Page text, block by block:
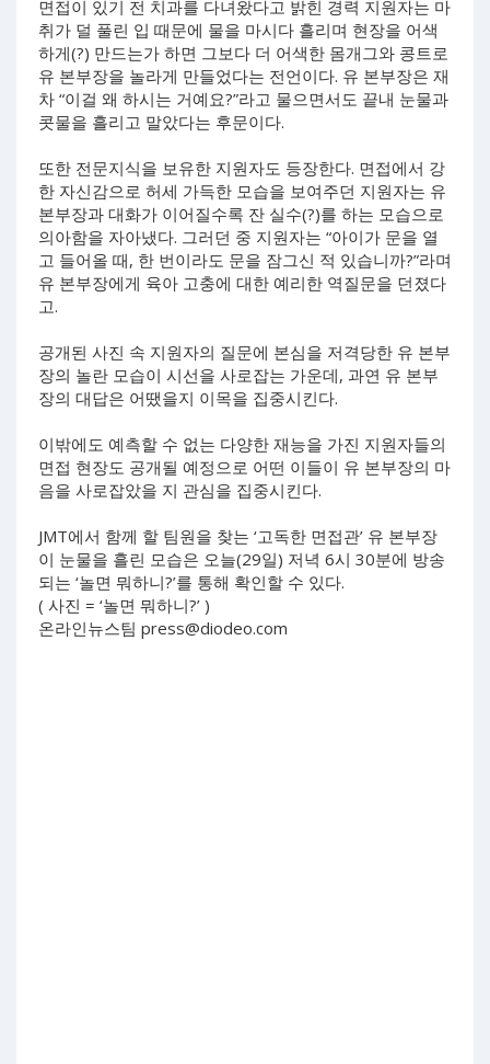
면접이 있기 전 치과를 다녀왔다고 밝힌 경력 지원자는 마
취가 덜 풀린 입 때문에 물을 마시다 흘리며 현장을 어색
하게(?) 만드는가 하면 그보다 더 어색한 몸개그와 콩트로
유 본부장을 놀라게 만들었다는 전언이다. 유 본부장은 재
차 “이걸 왜 하시는 거예요?”라고 물으면서도 끝내 눈물과
콧물을 흘리고 말았다는 후문이다.
또한 전문지식을 보유한 지원자도 등장한다. 면접에서 강
한 자신감으로 허세 가득한 모습을 보여주던 지원자는 유
본부장과 대화가 이어질수록 잔 실수(?)를 하는 모습으로
의아함을 자아냈다. 그러던 중 지원자는 “아이가 문을 열
고 들어올 때, 한 번이라도 문을 잠그신 적 있습니까?”라며
유 본부장에게 육아 고충에 대한 예리한 역질문을 던졌다
고.
공개된 사진 속 지원자의 질문에 본심을 저격당한 유 본부
장의 놀란 모습이 시선을 사로잡는 가운데, 과연 유 본부
장의 대답은 어땠을지 이목을 집중시킨다.
이밖에도 예측할 수 없는 다양한 재능을 가진 지원자들의
면접 현장도 공개될 예정으로 어떤 이들이 유 본부장의 마
음을 사로잡았을 지 관심을 집중시킨다.
JMT에서 함께 할 팀원을 찾는 ‘고독한 면접관’ 유 본부장
이 눈물을 흘린 모습은 오늘(29일) 저녁 6시 30분에 방송
되는 ‘놀면 뭐하니?’를 통해 확인할 수 있다.
( 사진 = ‘놀면 뭐하니?’ )
온라인뉴스팀 press@diodeo.com